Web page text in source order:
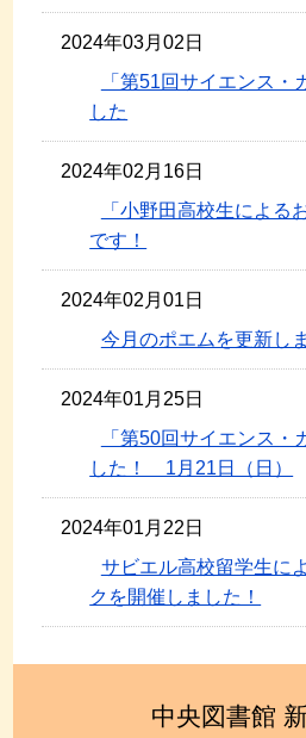
2024年03月02日
「第51回サイエンス・
した
2024年02月16日
「小野田高校生による
です！
2024年02月01日
今月のポエムを更新し
2024年01月25日
「第50回サイエンス・
した！ 1月21日（日）
2024年01月22日
サビエル高校留学生に
クを開催しました！
中央図書館